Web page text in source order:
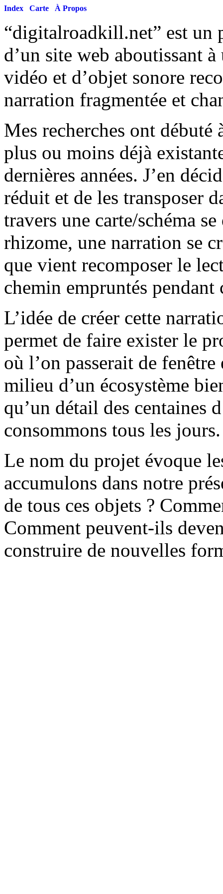
Index Carte À Propos
“digitalroadkill.net” est un
d’un site web aboutissant
vidéo et d’objet sonore
narration fragmentée et
Mes recherches ont débuté
plus ou moins déjà
dernières années. J’en
réduit et de les transposer
travers une carte/schéma
rhizome, une narration se
que vient recomposer le
chemin empruntés pendant
L’idée de créer cette
permet de faire exister le
où l’on passerait de
milieu d’un écosystème
qu’un détail des centaines
consommons tous les jours.
Le nom du projet évoque
accumulons dans notre
de tous ces objets ?
Comment peuvent-ils
construire de nouvelles